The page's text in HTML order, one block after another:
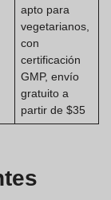
apto para
vegetarianos,
con
certificación
GMP, envío
gratuito a
partir de $35